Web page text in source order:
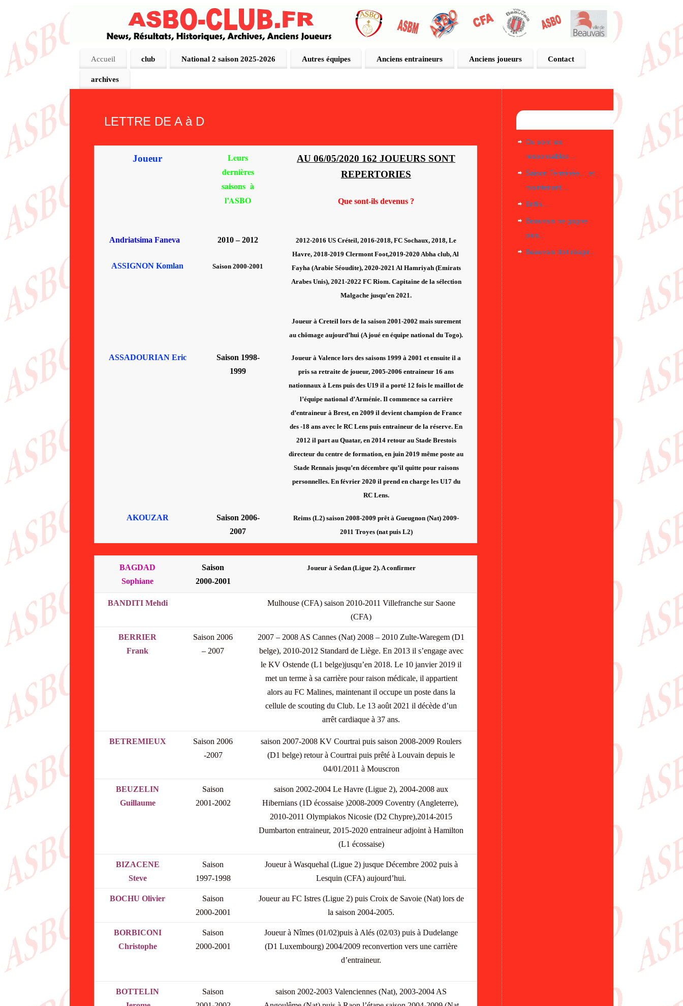
Accueil club National 2 saison 2025-2026 Autres équipes Anciens entraineurs Anciens joueurs Contact
archives
LETTRE DE A à D
Joueur
Leurs
dernières
saisons à
l’ASBO
AU 06/05/2020 162 JOUEURS SONT
REPERTORIES
Que sont-ils devenus ?
Andriatsima Faneva
ASSIGNON Komlan
2010 – 2012
Saison 2000-2001
2012-2016 US Créteil, 2016-2018, FC Sochaux, 2018, Le
Havre, 2018-2019 Clermont Foot,2019-2020 Abha club, Al
Fayha (Arabie Séoudite), 2020-2021 Al Hamriyah (Emirats
Arabes Unis), 2021-2022 FC Riom. Capitaine de la sélection
Malgache jusqu’en 2021.
Joueur à Creteil lors de la saison 2001-2002 mais surement
au chômage aujourd’hui (A joué en équipe national du Togo).
ASSADOURIAN Eric
Saison 1998-
1999
Joueur à Valence lors des saisons 1999 à 2001 et ensuite il a
pris sa retraite de joueur, 2005-2006 entraineur 16 ans
nationnaux à Lens puis des U19 il a porté 12 fois le maillot de
l’équipe national d’Arménie. Il commence sa carrière
d’entraineur à Brest, en 2009 il devient champion de France
des -18 ans avec le RC Lens puis entraineur de la réserve. En
2012 il part au Quatar, en 2014 retour au Stade Brestois
directeur du centre de formation, en juin 2019 même poste au
Stade Rennais jusqu’en décembre qu’il quitte pour raisons
personnelles. En février 2020 il prend en charge les U17 du
RC Lens.
AKOUZAR
Saison 2006-
2007
Reims (L2) saison 2008-2009 prêt à Gueugnon (Nat) 2009-
2011 Troyes (nat puis L2)
BAGDAD
Sophiane
Saison
2000-2001
Joueur à Sedan (Ligue 2). A confirmer
BANDITI Mehdi
Mulhouse (CFA) saison 2010-2011 Villefranche sur Saone
(CFA)
BERRIER
Frank
Saison 2006
– 2007
2007 – 2008 AS Cannes (Nat) 2008 – 2010 Zulte-Waregem (D1
belge), 2010-2012 Standard de Liège. En 2013 il s’engage avec
le KV Ostende (L1 belge)jusqu’en 2018. Le 10 janvier 2019 il
met un terme à sa carrière pour raison médicale, il appartient
alors au FC Malines, maintenant il occupe un poste dans la
cellule de scouting du Club. Le 13 août 2021 il décède d’un
arrêt cardiaque à 37 ans.
BETREMIEUX
Saison 2006
-2007
saison 2007-2008 KV Courtrai puis saison 2008-2009 Roulers
(D1 belge) retour à Courtrai puis prêté à Louvain depuis le
04/01/2011 à Mouscron
BEUZELIN
Guillaume
Saison
2001-2002
saison 2002-2004 Le Havre (Ligue 2), 2004-2008 aux
Hibernians (1D écossaise )2008-2009 Coventry (Angleterre),
2010-2011 Olympiakos Nicosie (D2 Chypre),2014-2015
Dumbarton entraineur, 2015-2020 entraineur adjoint à Hamilton
(L1 écossaise)
BIZACENE
Steve
Saison
1997-1998
Joueur à Wasquehal (Ligue 2) jusque Décembre 2002 puis à
Lesquin (CFA) aujourd’hui.
BOCHU Olivier
Saison
2000-2001
Joueur au FC Istres (Ligue 2) puis Croix de Savoie (Nat) lors de
la saison 2004-2005.
BORBICONI
Christophe
Saison
2000-2001
Joueur à Nîmes (01/02)puis à Alés (02/03) puis à Dudelange
(D1 Luxembourg) 2004/2009 reconvertion vers une carrière
d’entraineur.
BOTTELIN
Saison
saison 2002-2003 Valenciennes (Nat), 2003-2004 AS
Ou sont les
responsables…
Saison Terminée… et
maintenant…
Enfin…
Beauvais ne gagne
plus…
Beauvais doit réagir…